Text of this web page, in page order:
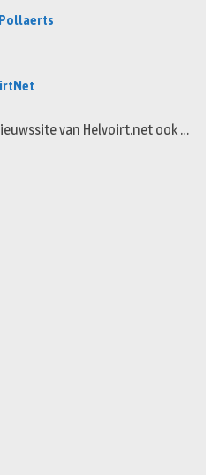
van Helvoirt.net ook …